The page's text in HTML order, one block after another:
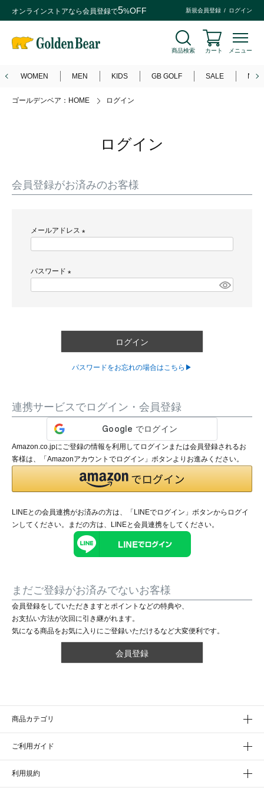
オンラインストアなら会員登録で5%OFF 新規会員登録 ログイン
商品検索 カート メニュー
WOMEN MEN KIDS GB GOLF SALE
ゴールデンベア：HOME ログイン
ログイン
会員登録がお済みのお客様
メールアドレス
パスワード
ログイン
パスワードをお忘れの場合はこちら▶
連携サービスでログイン・会員登録
Amazon.co.jpにご登録の情報を利用してログインまたは会員登録されるお
客様は、「Amazonアカウントでログイン」ボタンよりお進みください。
LINEとの会員連携がお済みの方は、「LINEでログイン」ボタンからログイ
ンしてください。まだの方は、 LINEと会員連携をしてください。
まだご登録がお済みでないお客様
会員登録をしていただきますとポイントなどの特典や、
お支払い方法が次回に引き継がれます。
気になる商品をお気に入りにご登録いただけるなど大変便利です。
会員登録
商品カテゴリ
ご利用ガイド
利用規約